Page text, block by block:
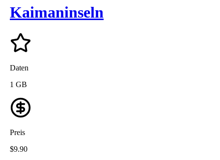
Kaimaninseln
Daten
1 GB
Preis
$9.90